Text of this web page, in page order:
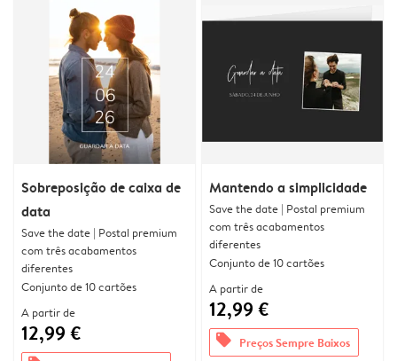
Sobreposição de caixa de
data
Save the date | Postal premium
com três acabamentos
diferentes
Conjunto de 10 cartões
A partir de
12,99 €
Mantendo a simplicidade
Save the date | Postal premium
com três acabamentos
diferentes
Conjunto de 10 cartões
A partir de
12,99 €
offers Preços Sempre Baixos